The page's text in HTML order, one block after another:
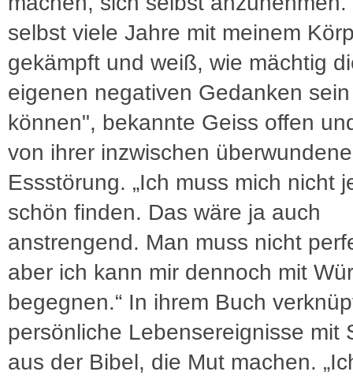
selbst viele Jahre mit meinem
gekämpft und weiß, wie mächtig
eigenen negativen Gedanken sein
können", bekannte Geiss offen
von ihrer inzwischen
Essstörung. „Ich muss mich nicht
schön finden. Das wäre ja auch
anstrengend. Man muss nicht
aber ich kann mir dennoch mit
begegnen.“ In ihrem Buch
persönliche Lebensereignisse mit
aus der Bibel, die Mut machen.